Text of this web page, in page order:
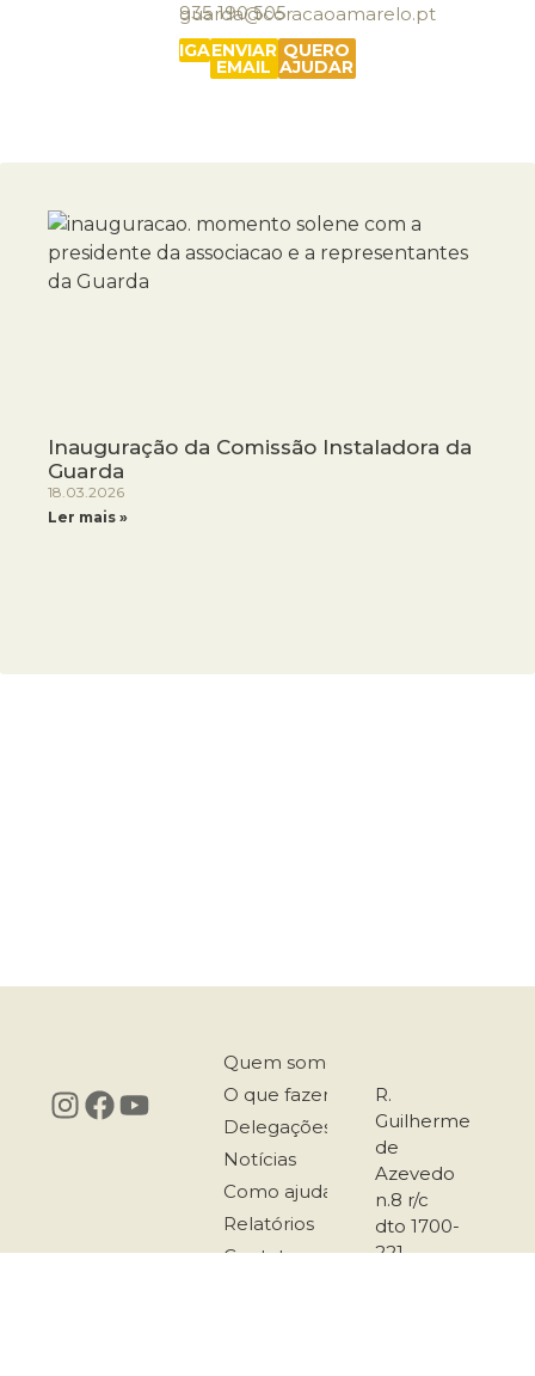
935 190 505
guarda@coracaoamarelo.pt
LIGARENVIAR
EMAIL
QUERO
AJUDAR
Inauguração da Comissão Instaladora da
Guarda
18.03.2026
Ler mais »
Quem somos
O que fazemos
Delegações
Notícias
Como ajudar
Relatórios
Contatos
R.
Guilherme
de
Azevedo
n.8 r/c
dto 1700-
221